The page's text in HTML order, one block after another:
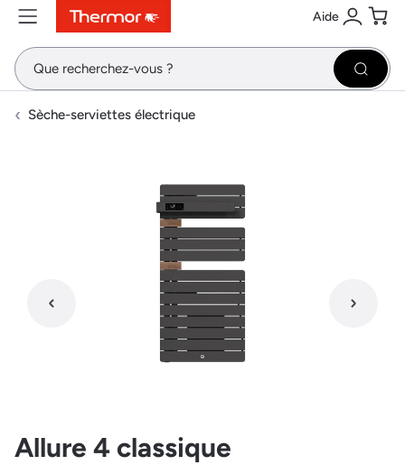
ContenuMenuRecherche Aide
Se
Sèche-serviettes électrique
Allure 4 classique